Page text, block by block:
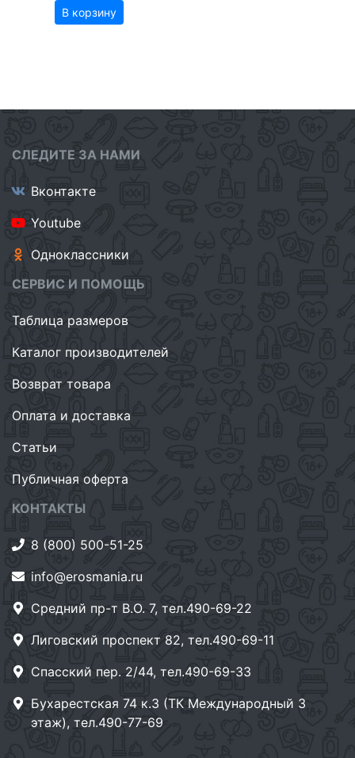
В корзину
СЛЕДИТЕ ЗА НАМИ
Вконтакте
Youtube
Одноклассники
СЕРВИС И ПОМОЩЬ
Таблица размеров
Каталог производителей
Возврат товара
Оплата и доставка
Статьи
Публичная оферта
КОНТАКТЫ
8 (800) 500-51-25
info@erosmania.ru
Средний пр-т В.О. 7, тел.490-69-22
Лиговский проспект 82, тел.490-69-11
Спасский пер. 2/44, тел.490-69-33
Бухарестская 74 к.3 (ТК Международный 3
этаж), тел.490-77-69